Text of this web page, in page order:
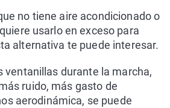
no tiene aire acondicionado o
usarlo en exceso para
alternativa te puede interesar.
ventanillas durante la marcha,
ruido, más gasto de
aerodinámica, se puede